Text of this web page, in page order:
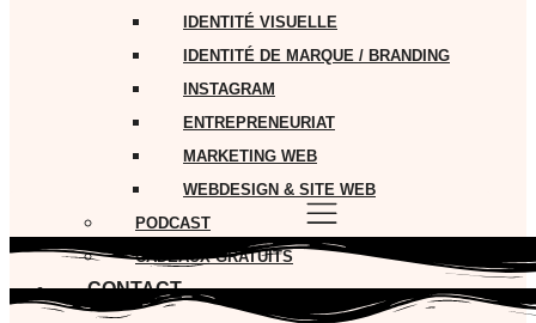
IDENTITÉ VISUELLE
IDENTITÉ DE MARQUE / BRANDING
INSTAGRAM
ENTREPRENEURIAT
MARKETING WEB
WEBDESIGN & SITE WEB
PODCAST
CADEAUX GRATUITS
CONTACT